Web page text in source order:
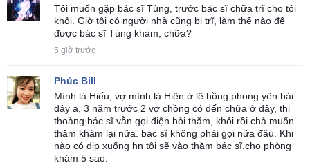
Tôi muốn gặp bác sĩ Tùng, trước bác sĩ chữa trĩ cho tôi
khỏi. Giờ tôi có người nhà cũng bi trĩ, làm thế nào để
được bác sĩ Tùng khám, chữa?
5 giờ trước
Phúc Bill
Mình là Hiếu, vợ mình là Hiên ở lê hồng phong yên bái
đây ạ, 3 năm trước 2 vợ chồng có đến chữa ở đây, thi
thoảng bác sĩ vẫn gọi điện hỏi thăm, khỏi rồi chả muốn
thăm khám lại nữa. bác sĩ không phải gọi nữa đâu. Khi
nào có dịp xuống hn tôi sẽ vào thăm bác sĩ.cho phòng
khám 5 sao.